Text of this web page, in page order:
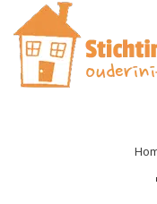
Doorgaan
naar
hoofdinhoud